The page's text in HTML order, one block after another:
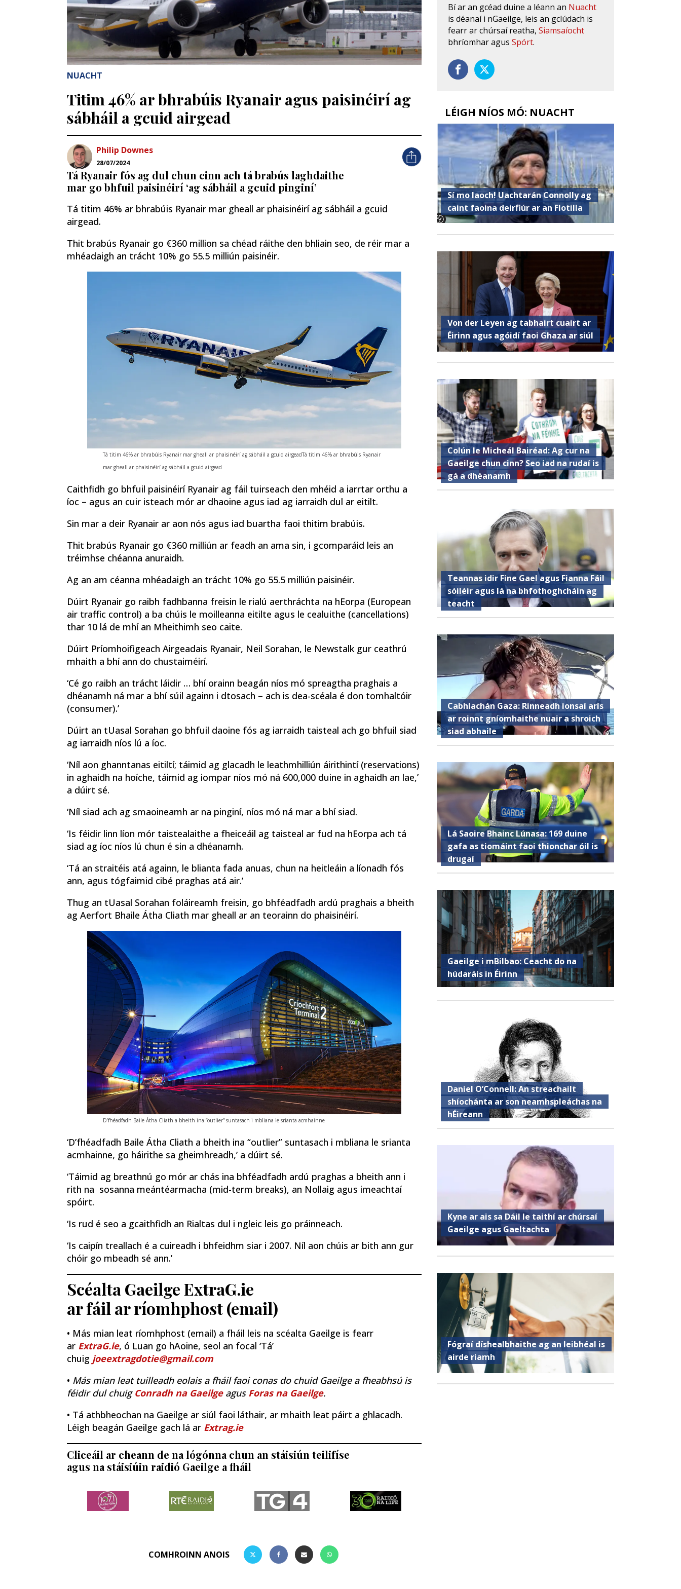
NUACHT
Titim 46% ar bhrabúis Ryanair agus paisinéirí ag
sábháil a gcuid airgead
Philip Downes
28/07/2024
Tá Ryanair fós ag dul chun cinn ach tá brabús laghdaithe
mar go bhfuil paisinéirí ‘ag sábháil a gcuid pinginí’
Tá titim 46% ar bhrabúis Ryanair mar gheall ar phaisinéirí ag sábháil a gcuid
airgead.
Thit brabús Ryanair go €360 million sa chéad ráithe den bhliain seo, de réir mar a
mhéadaigh an trácht 10% go 55.5 milliún paisinéir.
Tá titim 46% ar bhrabúis Ryanair mar gheall ar phaisinéirí ag sábháil a gcuid airgeadTá titim 46% ar bhrabúis Ryanair
mar gheall ar phaisinéirí ag sábháil a gcuid airgead
Caithfidh go bhfuil paisinéirí Ryanair ag fáil tuirseach den mhéid a iarrtar orthu a
íoc – agus an cuir isteach mór ar dhaoine agus iad ag iarraidh dul ar eitilt.
Sin mar a deir Ryanair ar aon nós agus iad buartha faoi thitim brabúis.
Thit brabús Ryanair go €360 milliún ar feadh an ama sin, i gcomparáid leis an
tréimhse chéanna anuraidh.
Ag an am céanna mhéadaigh an trácht 10% go 55.5 milliún paisinéir.
Dúirt Ryanair go raibh fadhbanna freisin le rialú aerthráchta na hEorpa (European
air traffic control) a ba chúis le moilleanna eitilte agus le cealuithe (cancellations)
thar 10 lá de mhí an Mheithimh seo caite.
Dúirt Príomhoifigeach Airgeadais Ryanair, Neil Sorahan, le Newstalk gur ceathrú
mhaith a bhí ann do chustaiméirí.
‘Cé go raibh an trácht láidir … bhí orainn beagán níos mó spreagtha praghais a
dhéanamh ná mar a bhí súil againn i dtosach – ach is dea-scéala é don tomhaltóir
(consumer).’
Dúirt an tUasal Sorahan go bhfuil daoine fós ag iarraidh taisteal ach go bhfuil siad
ag iarraidh níos lú a íoc.
‘Níl aon ghanntanas eitiltí; táimid ag glacadh le leathmhilliún áirithintí (reservations)
in aghaidh na hoíche, táimid ag iompar níos mó ná 600,000 duine in aghaidh an lae,’
a dúirt sé.
‘Níl siad ach ag smaoineamh ar na pinginí, níos mó ná mar a bhí siad.
‘Is féidir linn líon mór taistealaithe a fheiceáil ag taisteal ar fud na hEorpa ach tá
siad ag íoc níos lú chun é sin a dhéanamh.
‘Tá an straitéis atá againn, le blianta fada anuas, chun na heitleáin a líonadh fós
ann, agus tógfaimid cibé praghas atá air.’
Thug an tUasal Sorahan foláireamh freisin, go bhféadfadh ardú praghais a bheith
ag Aerfort Bhaile Átha Cliath mar gheall ar an teorainn do phaisinéirí.
D’fhéadfadh Baile Átha Cliath a bheith ina “outlier” suntasach i mbliana le srianta acmhainne
‘D’fhéadfadh Baile Átha Cliath a bheith ina “outlier” suntasach i mbliana le srianta
acmhainne, go háirithe sa gheimhreadh,’ a dúirt sé.
‘Táimid ag breathnú go mór ar chás ina bhféadfadh ardú praghas a bheith ann i
rith na sosanna meántéarmacha (mid-term breaks), an Nollaig agus imeachtaí
spóirt.
‘Is rud é seo a gcaithfidh an Rialtas dul i ngleic leis go práinneach.
‘Is caipín treallach é a cuireadh i bhfeidhm siar i 2007. Níl aon chúis ar bith ann gur
chóir go mbeadh sé ann.’
Scéalta Gaeilge ExtraG.ie
ar fáil ar ríomhphost (email)
• Más mian leat ríomhphost (email) a fháil leis na scéalta Gaeilge is fearr
ar ExtraG.ie, ó Luan go hAoine, seol an focal ‘Tá’
chuig joeextragdotie@gmail.com
• Más mian leat tuilleadh eolais a fháil faoi conas do chuid Gaeilge a fheabhsú is
féidir dul chuig Conradh na Gaeilge agus Foras na Gaeilge.
• Tá athbheochan na Gaeilge ar siúl faoi láthair, ar mhaith leat páirt a ghlacadh.
Léigh beagán Gaeilge gach lá ar Extrag.ie
Cliceáil ar cheann de na lógónna chun an stáisiún teilifíse
agus na stáisiúin raidió Gaeilge a fháil
COMHROINN ANOIS
Bí ar an gcéad duine a léann an Nuacht
is déanaí i nGaeilge, leis an gclúdach is
fearr ar chúrsaí reatha,Siamsaíocht
bhríomhar agusSpórt.
LÉIGH NÍOS MÓ: NUACHT
Sí mo laoch! Uachtarán Connolly ag
caint faoina deirfiúr ar an Flotilla
Von der Leyen ag tabhairt cuairt ar
Éirinn agus agóidí faoi Ghaza ar siúl
Colún le Micheál Bairéad: Ag cur na
Gaeilge chun cinn? Seo iad na rudaí is
gá a dhéanamh
Teannas idir Fine Gael agus Fianna Fáil
sóiléir agus lá na bhfothoghcháin ag
teacht
Cabhlachán Gaza: Rinneadh ionsaí arís
ar roinnt gníomhaithe nuair a shroich
siad abhaile
Lá Saoire Bhainc Lúnasa: 169 duine
gafa as tiomáint faoi thionchar óil is
drugaí
Gaeilge i mBilbao: Ceacht do na
húdaráis in Éirinn
Daniel O’Connell: An streachailt
shíochánta ar son neamhspleáchas na
hÉireann
Kyne ar ais sa Dáil le taithí ar chúrsaí
Gaeilge agus Gaeltachta
Fógraí díshealbhaithe ag an leibhéal is
airde riamh